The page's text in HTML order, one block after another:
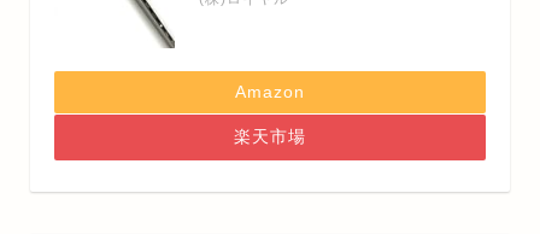
Amazon
楽天市場